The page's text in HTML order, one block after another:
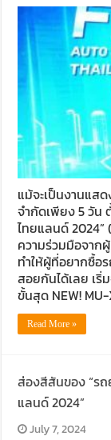
แม้จะเป็นงานแส
จำกัดเพียง 5 วัน
ไทยแลนด์ 2024”
ความร่วมมือจาก
ทำให้ผู้ที่อยากซื้อ
สอยกันได้เลย เ
ขั้นสุด NEW! MU-
Read More »
ส่องสีสันของ “รถ
แลนด์ 2024”
July 7, 2024